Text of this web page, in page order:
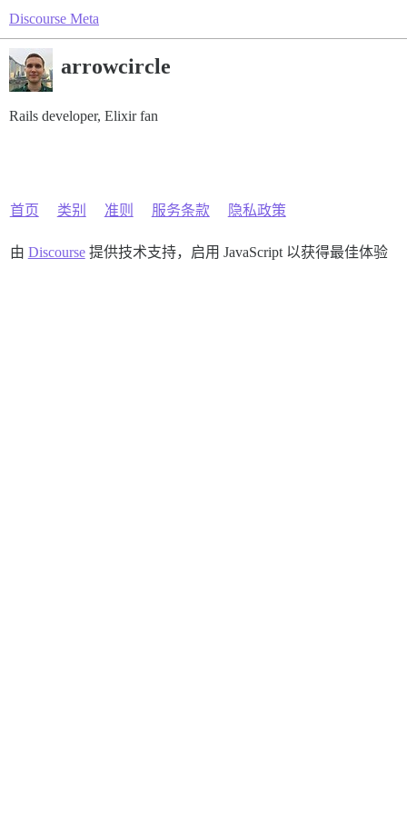
Discourse Meta
arrowcircle
Rails developer, Elixir fan
首页 类别 准则 服务条款 隐私政策
由 Discourse提供技术支持，启用 JavaScript 以获得最佳体验